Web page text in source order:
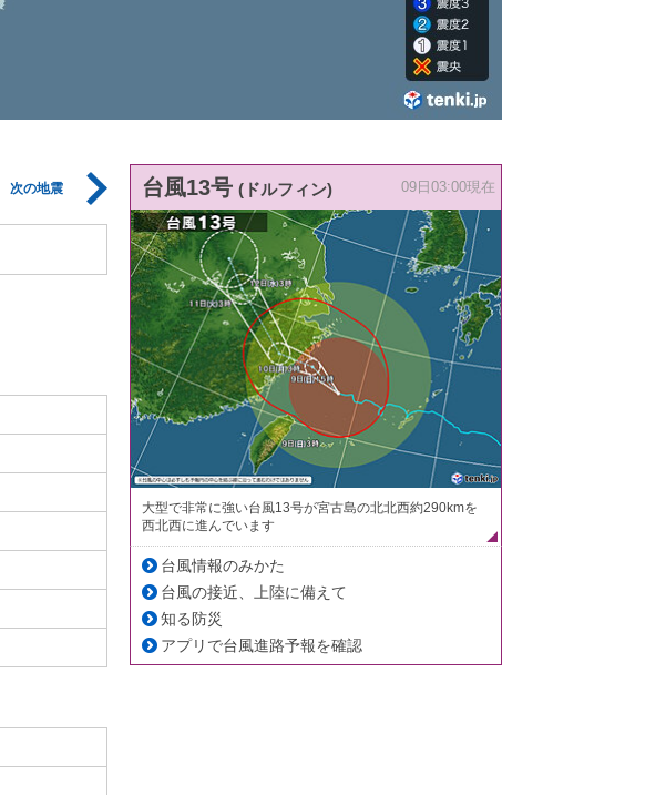
次の地震 台風13号 (ドルフィン) 09日03:00現在
大型で非常に強い台風13号が宮古島の北北西約290kmを
西北西に進んでいます
台風情報のみかた
台風の接近、上陸に備えて
知る防災
アプリで台風進路予報を確認